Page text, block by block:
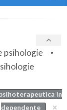
psihologie
in
dependente